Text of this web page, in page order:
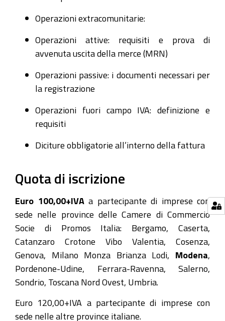
Operazioni extracomunitarie:
Operazioni attive: requisiti e prova di
avvenuta uscita della merce (MRN)
Operazioni passive: i documenti necessari per
la registrazione
Operazioni fuori campo IVA: definizione e
requisiti
Diciture obbligatorie all’interno della fattura
Quota di iscrizione
Euro 100,00+IVA a partecipante di imprese con
sede nelle province delle Camere di Commercio
Socie di Promos Italia: Bergamo, Caserta,
Catanzaro Crotone Vibo Valentia, Cosenza,
Genova, Milano Monza Brianza Lodi, Modena
Pordenone-Udine, Ferrara-Ravenna, Salerno,
Sondrio, Toscana Nord Ovest, Umbria.
Euro 120,00+IVA a partecipante di imprese con
sede nelle altre province italiane.